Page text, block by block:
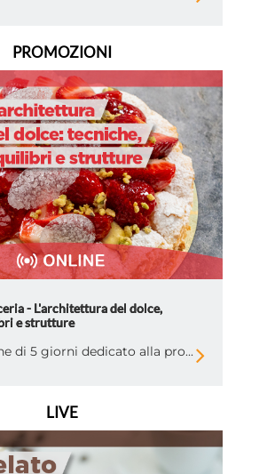
PROMOZIONI
- L'architettura del dolce,
e strutture
di 5 giorni dedicato alla pro...
LIVE